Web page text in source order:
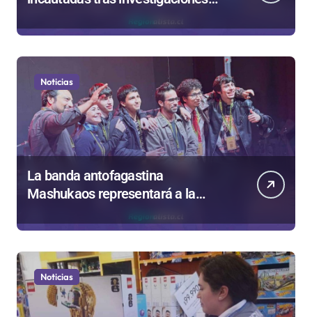
Noticias
La banda antofagastina
Mashukaos representará a la
de Valparaíso
Noticias